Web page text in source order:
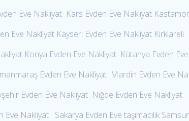
Eve Nakliyat Kars Evden Eve Nakliyat
Eve Nakliyat Kayseri Evden Eve Nakliyat Kırklareli
Konya Evden Eve Nakliyat Kütahya Evden
Evden Eve Nakliyat Mardin Evden Eve
Evden Eve Nakliyat Niğde Evden Eve Nakliyat
Nakliyat Sakarya Evden Eve taşımacılık